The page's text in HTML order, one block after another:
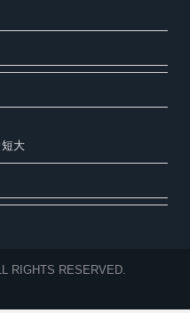
大
RIGHTS RESERVED.